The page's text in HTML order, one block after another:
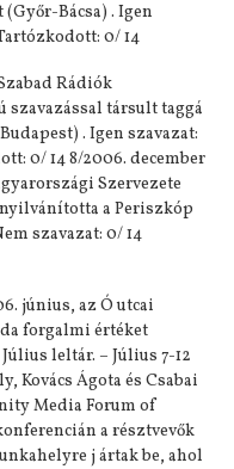
Bácsa) . Igen
0/ 14
Rádiók
szavazással társult taggá
. Igen szavazat:
0/ 14 8/2006. december
Szervezete
a Periszkóp
szavazat: 0/ 14
június, az Ó utcai
forgalmi értéket
leltár. – Július 7-12
Kovács Ágota és Csabai
Media Forum of
a résztvevők
j ártak be, ahol